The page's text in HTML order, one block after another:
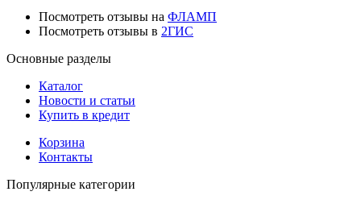
Посмотреть отзывы на ФЛАМП
Посмотреть отзывы в 2ГИС
Основные разделы
Каталог
Новости и статьи
Купить в кредит
Корзина
Контакты
Популярные категории